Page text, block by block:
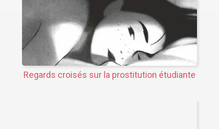
Regards croisés sur la prostitution étudiante